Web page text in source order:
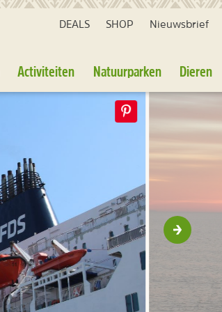
DEALS SHOP Nieuwsbrief
Activiteiten Natuurparken Dieren
Volgende